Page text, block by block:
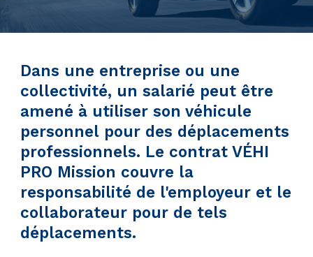
Dans une entreprise ou une
collectivité, un salarié peut être
amené à utiliser son véhicule
personnel pour des déplacements
professionnels. Le contrat VÉHI
PRO Mission couvre la
responsabilité de l'employeur et le
collaborateur pour de tels
déplacements.